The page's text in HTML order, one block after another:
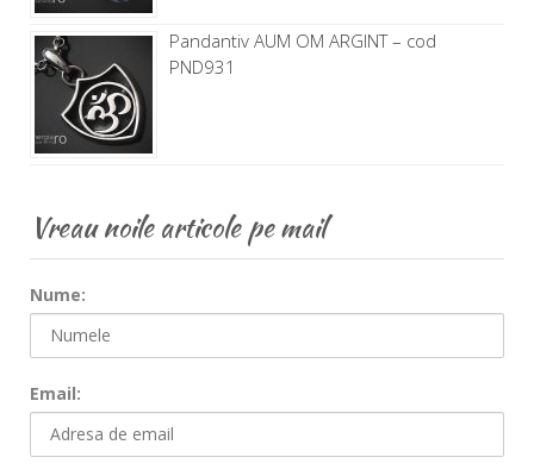
Pandantiv AUM OM ARGINT – cod
PND931
Vreau noile articole pe mail
Nume:
Email: